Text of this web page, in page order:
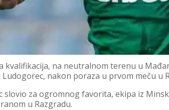
kvalifikacija, na neutralnom terenu u
Ludogorec, nakon poraza u prvom meču u
slovio za ogromnog favorita, ekipa iz
u Razgradu.